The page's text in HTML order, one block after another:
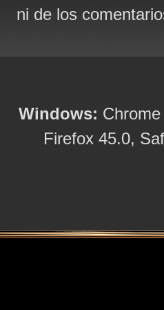
ni de los
Windows:
Firefox 45.0,